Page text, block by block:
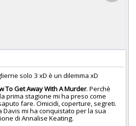
solo 3 xD è un dilemma xD
To Get Away With A Murder. Perchè
prima stagione mi ha preso come
fare. Omicidi, coperture, segreti.
Davis mi ha conquistato per la sua
di Annalise Keating.